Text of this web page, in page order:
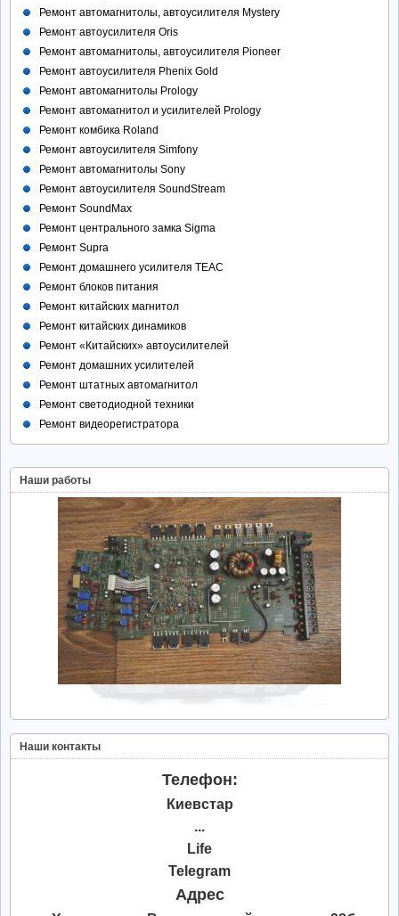
Ремонт автомагнитолы, автоусилителя Mystery
Ремонт автоусилителя Oris
Ремонт автомагнитолы, автоусилителя Pioneer
Ремонт автоусилителя Phenix Gold
Ремонт автомагнитолы Prology
Ремонт автомагнитол и усилителей Prology
Ремонт комбика Roland
Ремонт автоусилителя Simfony
Ремонт автомагнитолы Sony
Ремонт автоусилителя SoundStream
Ремонт SoundMax
Ремонт центрального замка Sigma
Ремонт Supra
Ремонт домашнего усилителя TEAC
Ремонт блоков питания
Ремонт китайских магнитол
Ремонт китайских динамиков
Ремонт «Китайских» автоусилителей
Ремонт домашних усилителей
Ремонт штатных автомагнитол
Ремонт светодиодной техники
Ремонт видеорегистратора
Наши работы
Наши контакты
Телефон:
Киевстар
...
Life
Telegram
Адрес